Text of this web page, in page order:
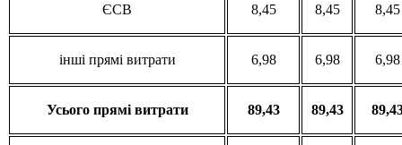
ЄСВ 8,45 8,45 8,45
інші прямі витрати 6,98 6,98 6,98
Усього прямі витрати 89,43 89,43